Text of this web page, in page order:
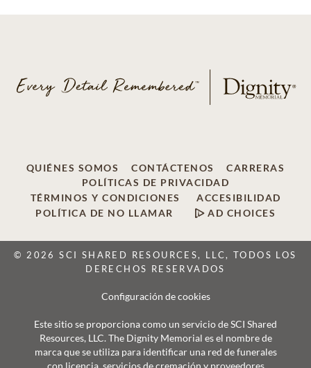
QUIÉNES SOMOS CONTÁCTENOS
CARRERAS
POLÍTICAS DE PRIVACIDAD
TÉRMINOS Y CONDICIONES
ACCESIBILIDAD
POLÍTICA DE NO LLAMAR
AD CHOICES
© 2026 SCI SHARED RESOURCES, LLC, TODOS LOS
DERECHOS RESERVADOS
Configuración de cookies
Este sitio se proporciona como un servicio de SCI Shared
Resources, LLC. The Dignity Memorial es el nombre de
marca que se utiliza para identificar una red de funerales
con licencia, servicios de cremación y proveedores